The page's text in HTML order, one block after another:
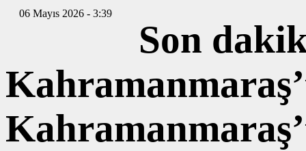
06 Mayıs 2026 - 3:39
Son